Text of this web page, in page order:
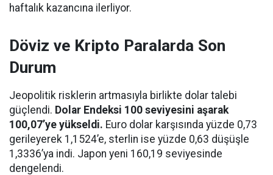
haftalık kazancına ilerliyor.
Döviz ve Kripto Paralarda Son
Durum
Jeopolitik risklerin artmasıyla birlikte dolar talebi
güçlendi. Dolar Endeksi 100 seviyesini aşarak
100,07’ye yükseldi. Euro dolar karşısında yüzde 0,73
gerileyerek 1,1524’e, sterlin ise yüzde 0,63 düşüşle
1,3336’ya indi. Japon yeni 160,19 seviyesinde
dengelendi.